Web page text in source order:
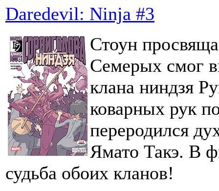
Daredevil: Ninja #3
Стоун
Семерых смог
клана ниндзя
коварных рук
переродился
Ямато Такэ. В
судьба обоих кланов!